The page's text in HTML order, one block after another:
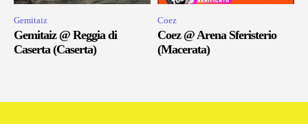
Gemitaiz
Gemitaiz @ Reggia di
Caserta (Caserta)
Coez
Coez @ Arena Sferisterio
(Macerata)